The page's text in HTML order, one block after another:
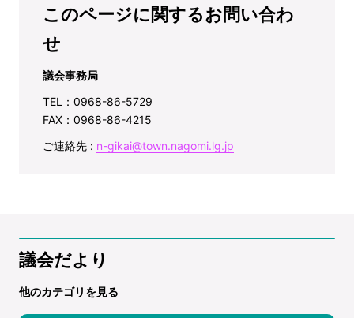
このページに関するお問い合わ
せ
議会事務局
TEL：0968-86-5729
FAX：0968-86-4215
ご連絡先 : n-gikai@town.nagomi.lg.jp
議会だより
他のカテゴリを見る